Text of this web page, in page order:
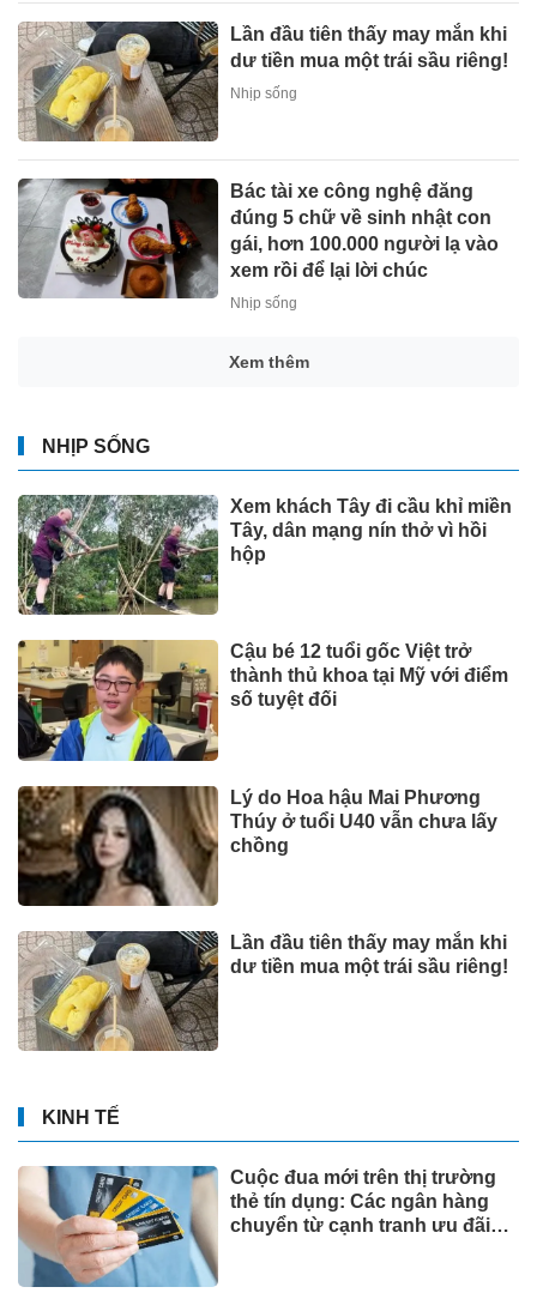
Lần đầu tiên thấy may mắn khi
dư tiền mua một trái sầu riêng!
Nhịp sống
Bác tài xe công nghệ đăng
đúng 5 chữ về sinh nhật con
gái, hơn 100.000 người lạ vào
xem rồi để lại lời chúc
Nhịp sống
Xem thêm
NHỊP SỐNG
Xem khách Tây đi cầu khỉ miền
Tây, dân mạng nín thở vì hồi
hộp
Cậu bé 12 tuổi gốc Việt trở
thành thủ khoa tại Mỹ với điểm
số tuyệt đối
Lý do Hoa hậu Mai Phương
Thúy ở tuổi U40 vẫn chưa lấy
chồng
Lần đầu tiên thấy may mắn khi
dư tiền mua một trái sầu riêng!
KINH TẾ
Cuộc đua mới trên thị trường
thẻ tín dụng: Các ngân hàng
chuyển từ cạnh tranh ưu đãi